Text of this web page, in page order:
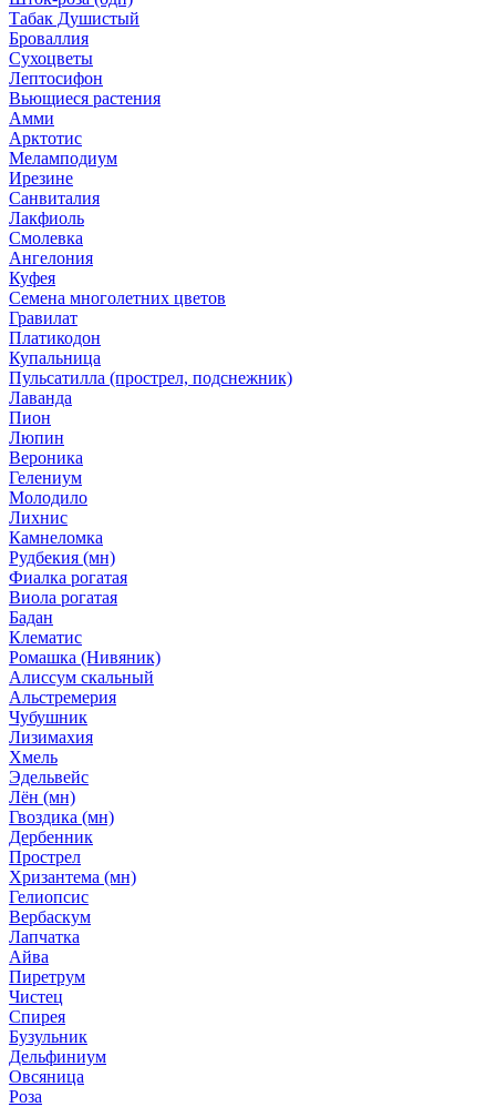
Табак Душистый
Броваллия
Сухоцветы
Лептосифон
Вьющиеся растения
Амми
Арктотис
Меламподиум
Ирезине
Санвиталия
Лакфиоль
Смолевка
Ангелония
Куфея
Семена многолетних цветов
Гравилат
Платикодон
Купальница
Пульсатилла (прострел, подснежник)
Лаванда
Пион
Люпин
Вероника
Гелениум
Молодило
Лихнис
Камнеломка
Рудбекия (мн)
Фиалка рогатая
Виола рогатая
Бадан
Клематис
Ромашка (Нивяник)
Алиссум скальный
Альстремерия
Чубушник
Лизимахия
Хмель
Эдельвейс
Лён (мн)
Гвоздика (мн)
Дербенник
Прострел
Хризантема (мн)
Гелиопсис
Вербаскум
Лапчатка
Айва
Пиретрум
Чистец
Спирея
Бузульник
Дельфиниум
Овсяница
Роза